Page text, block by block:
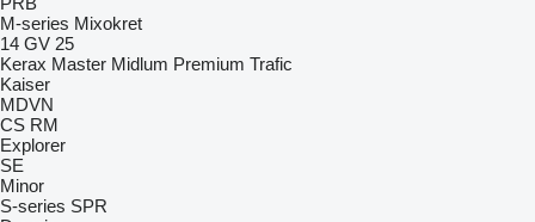
M-series Mixokret
14 GV 25
Kerax Master Midlum Premium Trafic
Kaiser
MDVN
CS RM
Explorer
SE
Minor
S-series SPR